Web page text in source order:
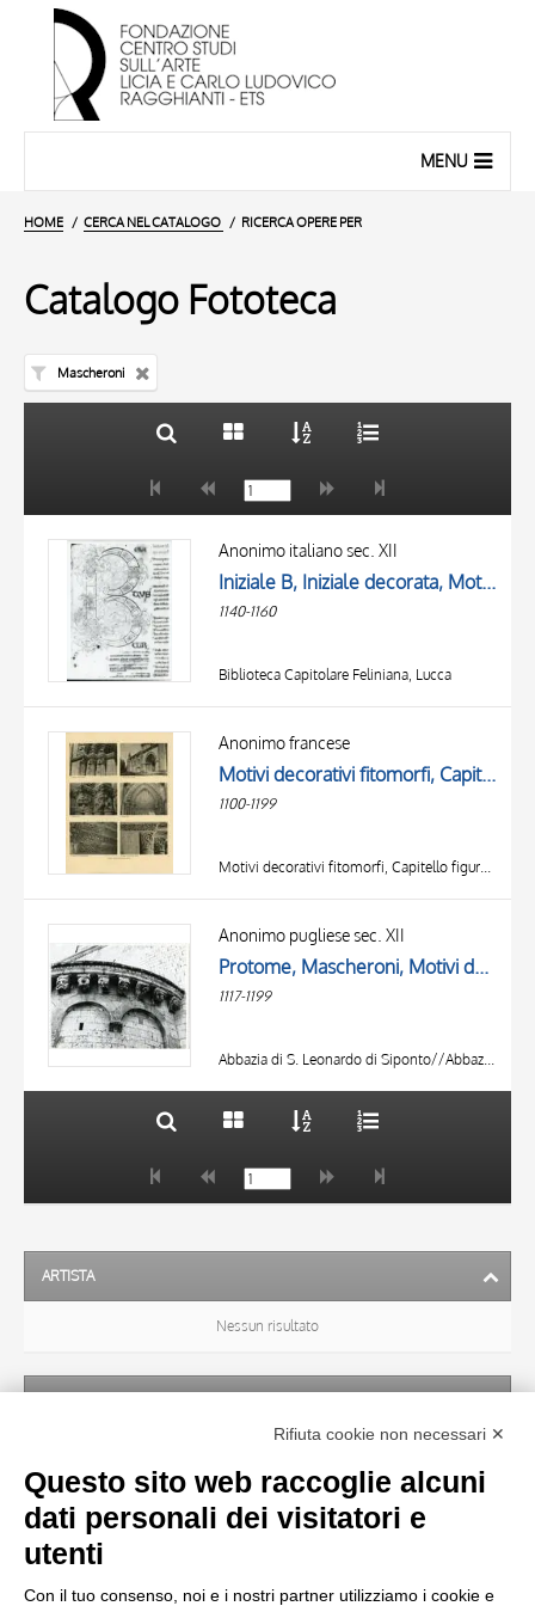
MENU
HOME CERCA NEL CATALOGO RICERCA OPERE PER
Catalogo Fototeca
Mascheroni
AUTORE
LOCALIZZAZIONE
20 RISULTATI
Anonimo italiano sec. XII
Iniziale B, Iniziale decorata, Motivi decorativi vegetali e zoomorfi, Intreccio, Mascheroni
1140-1160
Biblioteca Capitolare Feliniana, Lucca
Anonimo francese
Motivi decorativi fitomorfi, Capitello figurato, Crocifissione di san Pietro, Mascheroni, Motivo decorativo con animali fantastici
1100-1199
Motivi decorativi fitomorfi, Capitello figurato, Crocifissione di san Pietro, Mascheroni, Motivo decorativo con animali fantastici
Anonimo pugliese sec. XII
Protome, Mascheroni, Motivi decorativi fitomorfi
1117-1199
Abbazia di S. Leonardo di Siponto//Abbazia di Lama Velara, Manfredonia
TITOLO
AUTORE
OGGETTO
20 RISULTATI
ARTISTA
Nessun risultato
OGGETTO
LOCALIZZAZIONE
Rifiuta cookie non necessari ✕
Questo sito web raccoglie alcuni
dati personali dei visitatori e
utenti
Con il tuo consenso, noi e i nostri partner utilizziamo i cookie e